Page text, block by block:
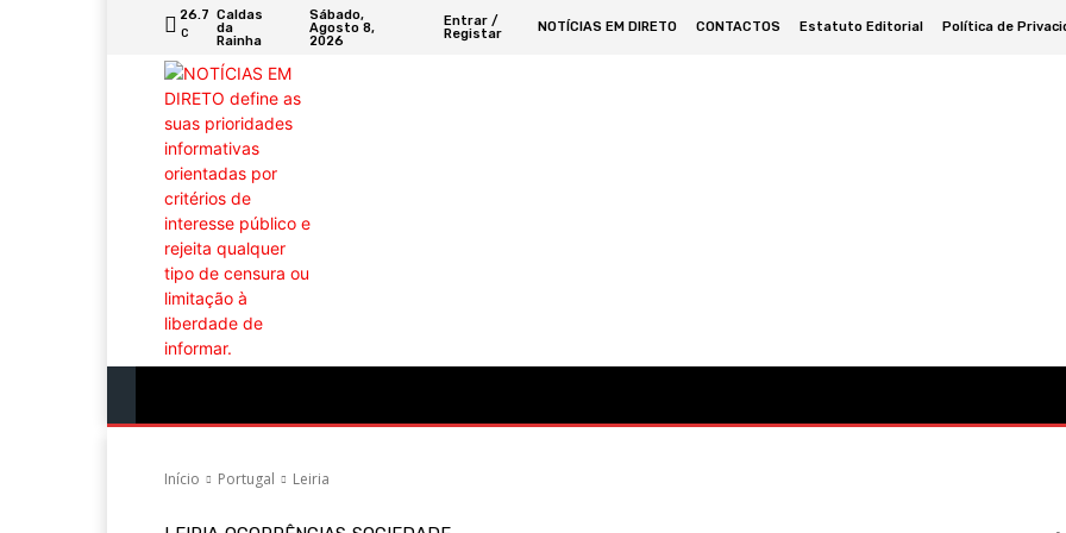
26.7
C
Caldas
da
Rainha
Sábado,
Agosto 8,
2026
Entrar /
Registar
NOTÍCIAS EM DIRETO CONTACTOS Estatuto Editorial Política de
Início Portugal Leiria